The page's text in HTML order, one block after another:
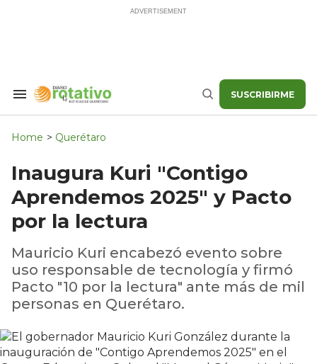
Search
Navigation
Buscar SUSCRIBIRME
Home > Querétaro
Inaugura Kuri "Contigo
Aprendemos 2025" y Pacto
por la lectura
Mauricio Kuri encabezó evento sobre
uso responsable de tecnología y firmó
Pacto "10 por la lectura" ante más de mil
personas en Querétaro.